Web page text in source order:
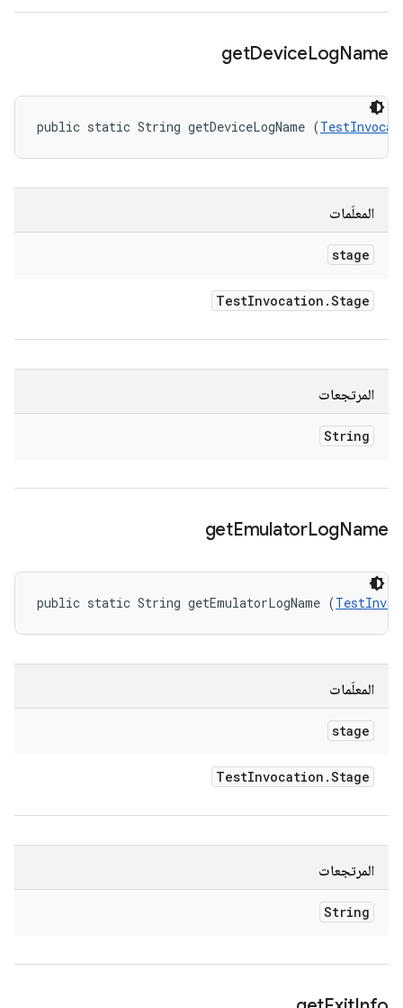
getDeviceLogName
public static String getDeviceLogName (
المعلَمات
stage
TestInvocation .Stage
المرتجعات
String
getEmulatorLogName
public static String getEmulatorLogName (
المعلَمات
stage
TestInvocation .Stage
المرتجعات
String